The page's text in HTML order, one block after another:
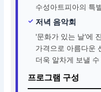
수성아트피아의 특
저녁 음악회
'문화가 있는 날'에
가격으로 아름다운
더욱 알차게 보낼
프로그램 구성